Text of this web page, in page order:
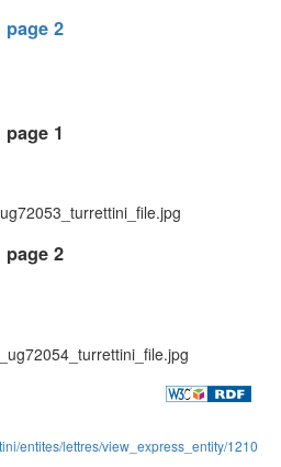
page 2
page 1
page 2
entites/lettres/view_express_entity/1210